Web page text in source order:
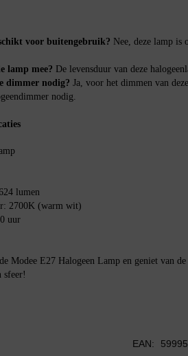
voor buitengebruik? Nee, deze lamp is
lamp mee? De levensduur van deze
dimmer nodig? Ja, voor het dimmen van
nodig.
lumen
2700K (warm wit)
uur
Modee E27 Halogeen Lamp en geniet van
sfeer!
EAN: